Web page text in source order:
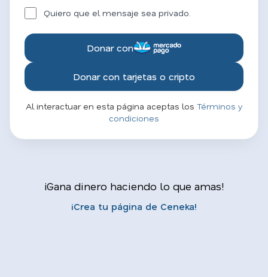
Quiero que el mensaje sea privado.
Donar con
Donar con tarjetas o cripto
Al interactuar en esta página aceptas los Términos y
condiciones
¡Gana dinero haciendo lo que amas!
¡Crea tu página de Ceneka!